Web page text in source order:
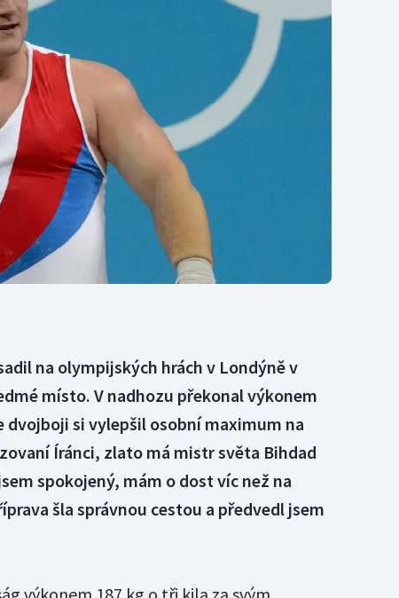
Moderní pětiboj
Motorsport
Olympijské hry
Parasport
Plavání
Plážový volejbal
Triatlon
Veslování
Vodní slalom
na olympijských hrách v Londýně v
místo. V nadhozu překonal výkonem
dvojboji si vylepšil osobní maximum na
Íránci, zlato má mistr světa Bihdad
spokojený, mám o dost víc než na
šla správnou cestou a předvedl jsem